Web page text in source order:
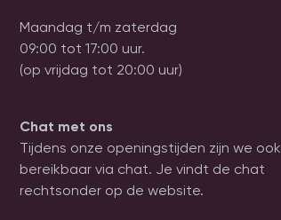
Maandag t/m zaterdag
09:00 tot 17:00 uur.
(op vrijdag tot 20:00 uur)
Chat met ons
Tijdens onze openingstijden zijn we ook
bereikbaar via chat. Je vindt de chat
rechtsonder op de website.